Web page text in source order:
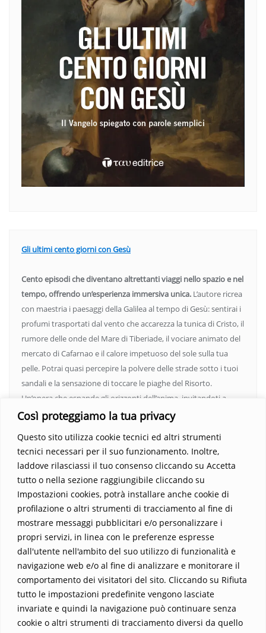
Così proteggiamo la tua privacy
Questo sito utilizza cookie tecnici ed altri strumenti
tecnici necessari per il suo funzionamento. Inoltre,
laddove rilasciassi il tuo consenso cliccando su Accetta
tutto o nella sezione raggiungibile cliccando su
Impostazioni cookies, potrà installare anche cookie di
profilazione o altri strumenti di tracciamento al fine di
mostrare messaggi pubblicitari e/o personalizzare i
propri servizi, in linea con le preferenze espresse
dall'utente nell'ambito del suo utilizzo di funzionalità e
navigazione web e/o al fine di analizzare e monitorare il
comportamento dei visitatori del sito. Cliccando su Rifiuta
tutto le impostazioni predefinite vengono lasciate
invariate e quindi la navigazione può continuare senza
cookie o altri strumenti di tracciamento diversi da quello
Gli ultimi cento giorni con Gesù
Cento episodi che diventano altrettanti viaggi nello spazio e nel
tempo, offrendo un’esperienza immersiva unica. L’autore ricrea
con maestria i paesaggi della Galilea al tempo di Gesù: sentirai i
profumi trasportati dal vento che accarezza la tunica di Cristo, il
rumore delle onde del Mare di Tiberiade, il vociare animato del
mercato di Cafarnao e il calore impetuoso del sole sulla tua
pelle. Potrai quasi percepire la polvere delle strade sotto i tuoi
sandali e la sensazione di toccare le piaghe del Risorto.
Un’opera che espande gli orizzonti dell’anima, invitandoti a
vedere oltre i confini del conosciuto. Scopri un mondo in cui
indimenticabile.Non perdere l’occasione di immergerti in
questo viaggio straordinario. Acquista il libro e lascia che la
Parola trasformi la tua vita
Home Contatti
Sostieni La Buona Parola – dona 5 €, 10 €, 25 €… il tuo contributo